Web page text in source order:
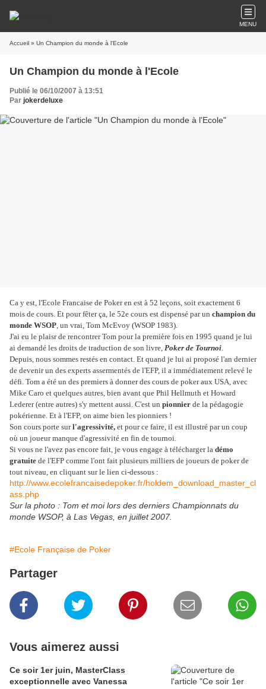
MENU
Accueil » Un Champion du monde à l'Ecole
Un Champion du monde à l'Ecole
Publié le 06/10/2007 à 13:51
Par jokerdeluxe
Ca y est, l'Ecole Francaise de Poker en est à 52 leçons, soit exactement 6
mois de cours. Et pour fêter ça, le 52e cours est dispensé par un champion du
monde WSOP, un vrai, Tom McEvoy (WSOP 1983).
J'ai eu le plaisr de rencontrer Tom pour la première fois en 1995 quand je lui
ai demandé les droits de traduction de son livre, Poker de Tournoi.
Depuis, nous sommes restés en contact. Et quand je lui ai proposé l'an dernier
de devenir un des experts assermentés de l'EFP, il a immédiatement relevé le
défi. Tom a été un des premiers à donner des cours de poker aux USA, avec
Mike Caro et quelques autres, bien avant que Phil Hellmuth et Howard
Lederer (entre autres) s'y mettent aussi. C'est un pionnier de la pédagogie
pokérienne. Et à l'EFP, on aime bien les pionniers !
Son cours porte surl'agressivité, et pour ce faire, il est illustré par un coup
où un joueur manque d'agressivité en fin de tournoi.
Si vous ne l'avez pas encore fait, je vous engage à télécharger la démo
gratuite de l'EFP comme l'ont fait plusieurs milliers de joueurs de poker de
tout niveau, en cliquant sur le lien ci-dessous :
http://www.ecolefrancaisedepoker.fr/holdem_download_master_cl
ass.php
Sur la photo : Tom et moi lors des derniers Championnats du
monde WSOP, à Las Vegas, en juillet 2007.
#Ecole Française de Poker
Partager
Vous aimerez aussi
Ce soir 1er juin, MasterClass
exceptionnelle avec Vanessa